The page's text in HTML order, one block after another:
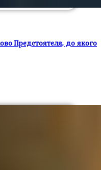
Предстоятеля, до якого